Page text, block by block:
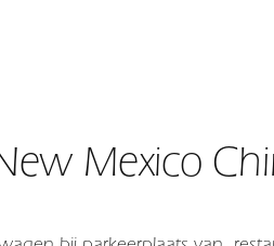
Mexico